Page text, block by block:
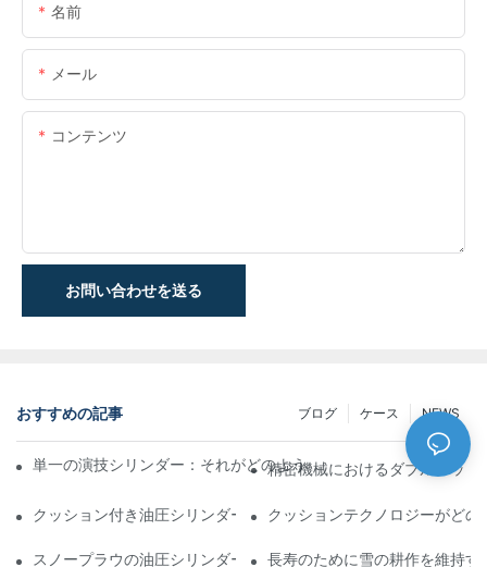
名前
メール
コンテンツ
お問い合わせを送る
おすすめの記事 NEWS
ケース
ブログ
単一の演技シリンダー：それがどのように機能するか&一般的な
精密機械におけるダブルロッド
クッション付き油圧シリンダー：寿命を延ばす衝撃&の削減
クッションテクノロジーがど
スノープラウの油圧シリンダー：厳しい冬の状態の重要な機能
長寿のために雪の耕作を維持す